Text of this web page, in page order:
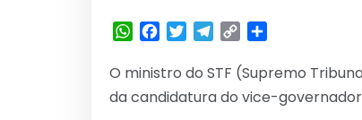
WhatsApp
Facebook
TwitterTelegram
Copy
O ministro do STF (Supremo
da candidatura do vice-